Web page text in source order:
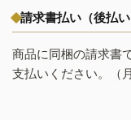
請求書払い（後払い
商品に同梱の請求書
支払いください。（